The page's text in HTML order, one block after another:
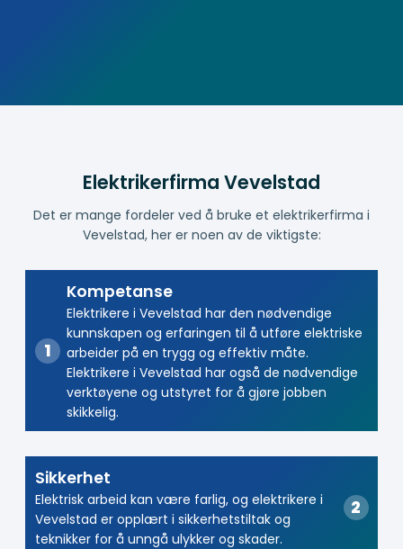
Elektrikerfirma Vevelstad
Det er mange fordeler ved å bruke et elektrikerfirma i
Vevelstad, her er noen av de viktigste:
Kompetanse
Elektrikere i Vevelstad har den nødvendige
kunnskapen og erfaringen til å utføre elektriske
arbeider på en trygg og effektiv måte.
Elektrikere i Vevelstad har også de nødvendige
verktøyene og utstyret for å gjøre jobben
skikkelig.
Sikkerhet
Elektrisk arbeid kan være farlig, og elektrikere i
Vevelstad er opplært i sikkerhetstiltak og
teknikker for å unngå ulykker og skader.